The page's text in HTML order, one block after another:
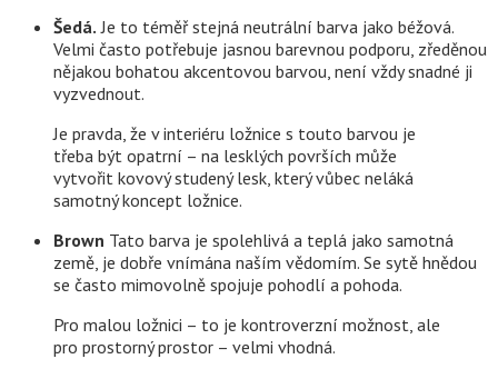
Šedá. Je to téměř stejná neutrální barva jako béžová.
Velmi často potřebuje jasnou barevnou podporu, zředěnou
nějakou bohatou akcentovou barvou, není vždy snadné ji
vyzvednout.
Je pravda, že v interiéru ložnice s touto barvou je
třeba být opatrní – na lesklých površích může
vytvořit kovový studený lesk, který vůbec neláká
samotný koncept ložnice.
Brown Tato barva je spolehlivá a teplá jako samotná
země, je dobře vnímána naším vědomím. Se sytě hnědou
se často mimovolně spojuje pohodlí a pohoda.
Pro malou ložnici – to je kontroverzní možnost, ale
pro prostorný prostor – velmi vhodná.